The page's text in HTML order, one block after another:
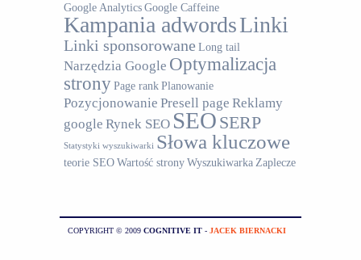
Google AnalyticsGoogle Caffeine
Kampania adwordsLinki
Linki sponsorowane Long tail
Narzędzia Google Optymalizacja
stronyPage rankPlanowanie
Pozycjonowanie Presell page Reklamy
google Rynek SEO SEO SERP
Statystyki wyszukiwarki Słowa kluczowe
teorie SEOWartość stronyWyszukiwarka Zaplecze
COPYRIGHT © 2009 COGNITIVE IT - JACEK BIERNACKI